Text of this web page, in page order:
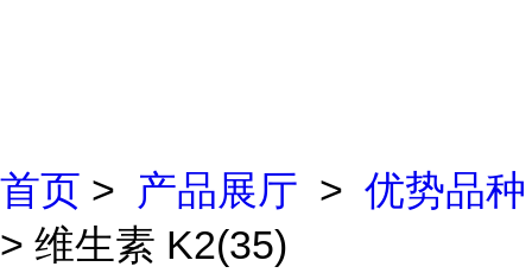
首页 > 产品展厅 > 优势品种
> 维生素 K2(35)